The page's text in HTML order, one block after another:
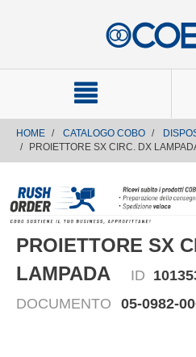
HOME CATALOGO COBO
PROIETTORE SX CIRC. DX
PROIETTORE SX
LAMPADA
ID
DOCUMENTO
05-0982-